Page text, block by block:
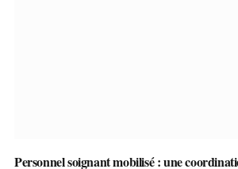
Personnel soignant mobilisé : une